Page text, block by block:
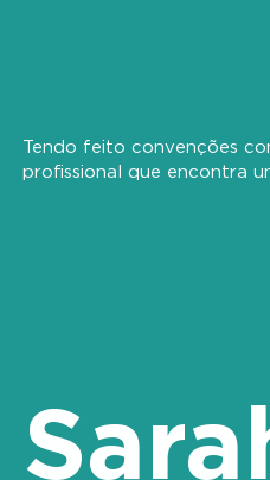
Tendo feito convenções
profissional que encontra